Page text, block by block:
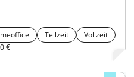
Teilzeit
Vollzeit
€